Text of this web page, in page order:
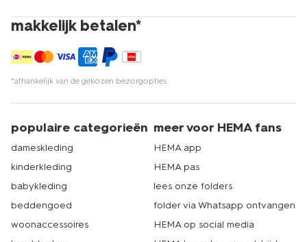
makkelijk betalen*
*afhankelijk van de gekozen bezorgopties
populaire categorieën
dameskleding
kinderkleding
babykleding
beddengoed
woonaccessoires
meer voor HEMA fans
HEMA app
HEMA pas
lees onze folders
folder via Whatsapp ontvangen
HEMA op social media